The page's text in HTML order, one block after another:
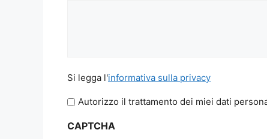
Si
l'informativa
sulla
Si legga l'informativa sulla privacy
Autorizzo il trattamento dei miei dati
CAPTCHA